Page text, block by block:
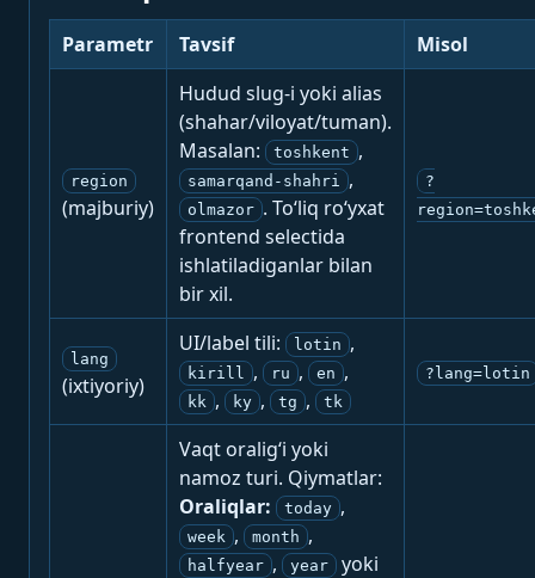
Parametr Tavsif Misol
region
(majburiy)
Hudud slug-i yoki alias
(shahar/viloyat/tuman).
Masalan:
toshkent ,
samarqand-shahri ,
olmazor . To‘liq ro‘yxat
frontend selectida
ishlatiladiganlar bilan
bir xil.
?
lang
(ixtiyoriy)
UI/label tili: lotin ,
kirill , ru , en ,
kk , ky , tg , tk
?lang=lotin
Vaqt oralig‘i yoki
namoz turi. Qiymatlar:
Oraliqlar:
today ,
week , month ,
halfyear , year
yoki